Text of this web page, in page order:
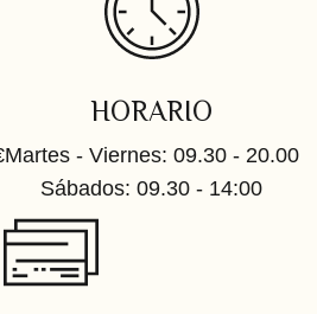
HORARIO
Martes - Viernes: 09.30 - 20.00
Sábados: 09.30 - 14:00